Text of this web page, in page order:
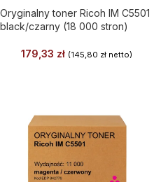
Oryginalny toner Ricoh IM C5501
black/czarny (18 000 stron)
179,33 zł (145,80 zł netto)